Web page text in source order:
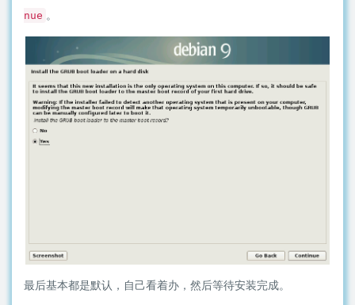
nue 。
最后基本都是默认，自己看着办，然后等待安装完成。